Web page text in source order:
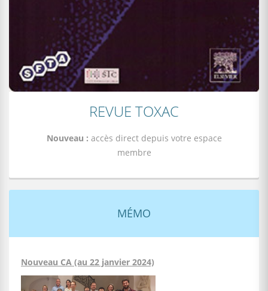
REVUE TOXAC
Nouveau : accès direct depuis votre espace
membre
MÉMO
Nouveau CA (au 22 janvier 2024)